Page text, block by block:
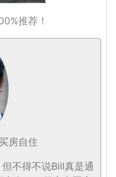
推荐！
房自住
不得不说Bill真是通